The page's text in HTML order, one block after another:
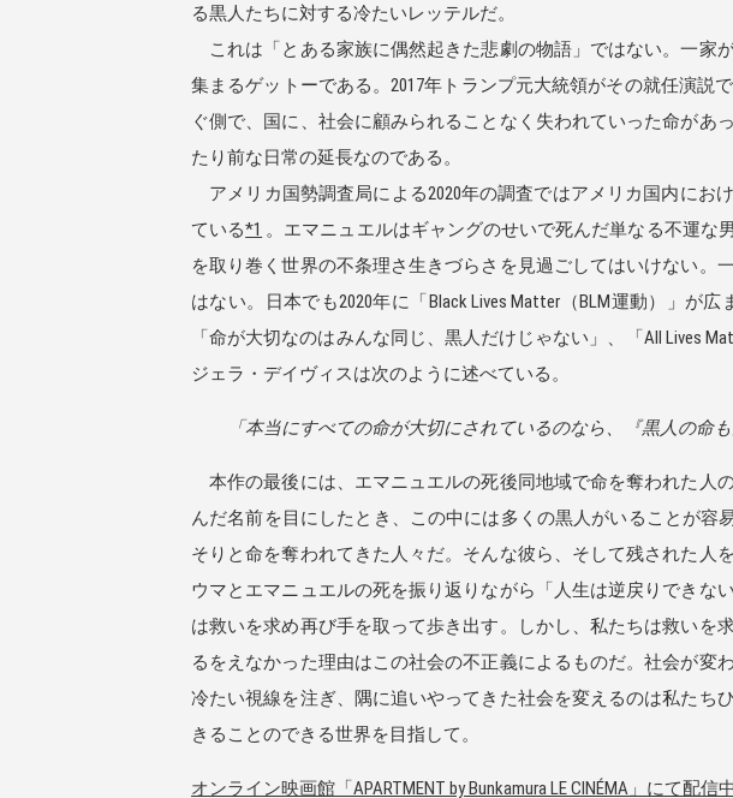
る黒人たちに対する冷たいレッテルだ。
これは「とある家族に偶然起きた悲劇の物語」ではない。一家
集まるゲットーである。2017年トランプ元大統領がその就任演説
ぐ側で、国に、社会に顧みられることなく失われていった命が
たり前な日常の延長なのである。
アメリカ国勢調査局による2020年の調査ではアメリカ国内にお
ている*1 。エマニュエルはギャングのせいで死んだ単なる不運
を取り巻く世界の不条理さ生きづらさを見過ごしてはいけない
はない。日本でも2020年に「Black Lives Matter（BLM運動）」
「命が大切なのはみんな同じ、黒人だけじゃない」、「All Lives
ジェラ・デイヴィスは次のように述べている。
「本当にすべての命が大切にされているのなら、『黒人の命も
本作の最後には、エマニュエルの死後同地域で命を奪われた人
んだ名前を目にしたとき、この中には多くの黒人がいることが容
そりと命を奪われてきた人々だ。そんな彼ら、そして残された人
ウマとエマニュエルの死を振り返りながら「人生は逆戻りでき
は救いを求め再び手を取って歩き出す。しかし、私たちは救い
るをえなかった理由はこの社会の不正義によるものだ。社会が
冷たい視線を注ぎ、隅に追いやってきた社会を変えるのは私たち
きることのできる世界を目指して。
オンライン映画館「APARTMENT by Bunkamura LE CINÉMA」にて配信中